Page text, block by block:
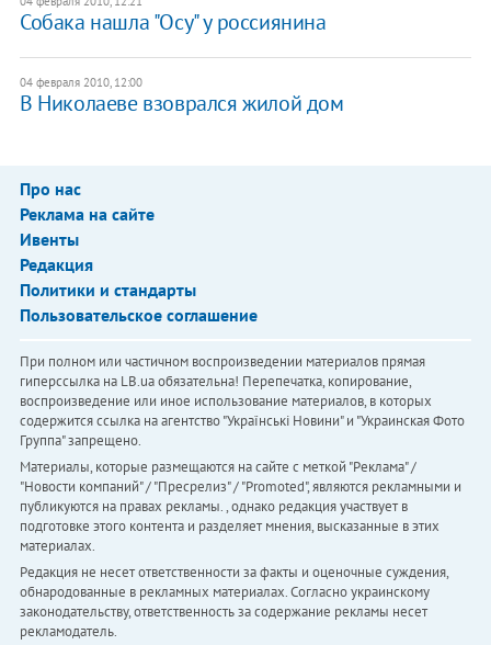
Собака нашла "Осу" у россиянина
04 февраля 2010, 12:00
В Николаеве взоврался жилой дом
Про нас
Реклама на сайте
Ивенты
Редакция
Политики и стандарты
Пользовательское соглашение
При полном или частичном воспроизведении материалов прямая
гиперссылка на LB.ua обязательна! Перепечатка, копирование,
воспроизведение или иное использование материалов, в которых
содержится ссылка на агентство "Українськi Новини" и "Украинская Фото
Группа" запрещено.
Материалы, которые размещаются на сайте с меткой "Реклама" /
"Новости компаний" / "Пресрелиз" / "Promoted", являются рекламными и
публикуются на правах рекламы. , однако редакция участвует в
подготовке этого контента и разделяет мнения, высказанные в этих
материалах.
Редакция не несет ответственности за факты и оценочные суждения,
обнародованные в рекламных материалах. Согласно украинскому
законодательству, ответственность за содержание рекламы несет
рекламодатель.